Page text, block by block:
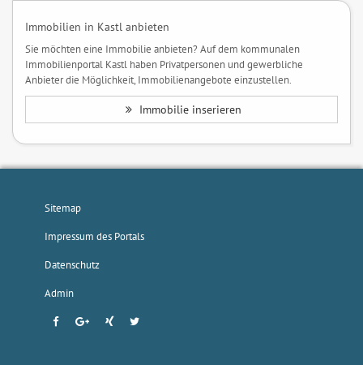
Immobilien in Kastl anbieten
Sie möchten eine Immobilie anbieten? Auf dem kommunalen
Immobilienportal Kastl haben Privatpersonen und gewerbliche
Anbieter die Möglichkeit, Immobilienangebote einzustellen.
Immobilie inserieren
Sitemap
Impressum des Portals
Datenschutz
Admin